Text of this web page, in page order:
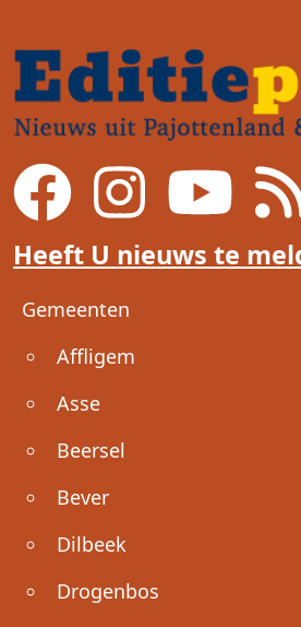
Heeft U nieuws te
Voet
Gemeenten
Affligem
Asse
Beersel
Bever
Dilbeek
Drogenbos